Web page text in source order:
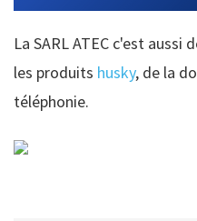
La SARL ATEC c'est
les produits husky, de la
téléphonie.